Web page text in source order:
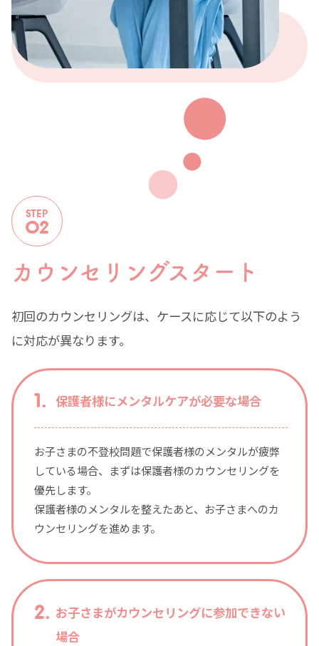
カウンセリングスタート
初回のカウンセリングは、ケースに応じて以下のよう
に対応が異なります。
保護者様にメンタルケアが必要な場合
お子さまの不登校問題で保護者様のメンタルが疲弊
している場合、まずは保護者様のカウンセリングを
優先します。
保護者様のメンタルを整えたあと、お子さまへのカ
ウンセリングを進めます。
お子さまがカウンセリングに参加できない
場合